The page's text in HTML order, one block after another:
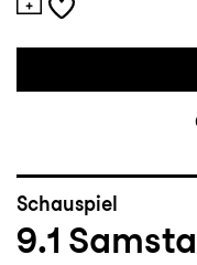
Schauspiel
9.1